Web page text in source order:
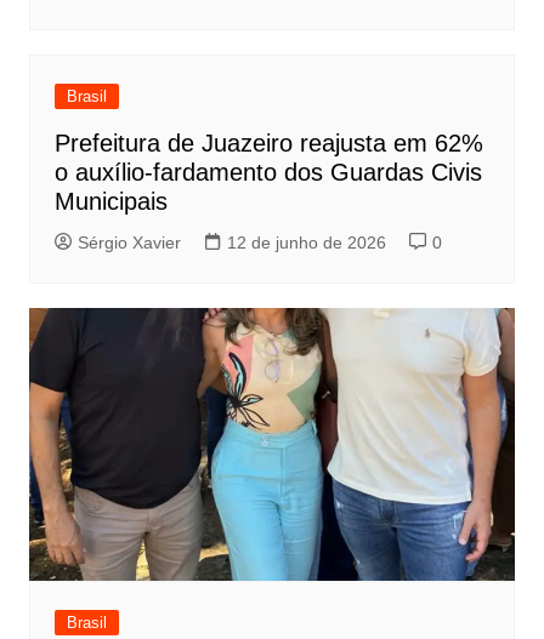
Brasil
Prefeitura de Juazeiro reajusta em 62%
o auxílio-fardamento dos Guardas Civis
Municipais
Sérgio Xavier 12 de junho de 2026 0
Brasil